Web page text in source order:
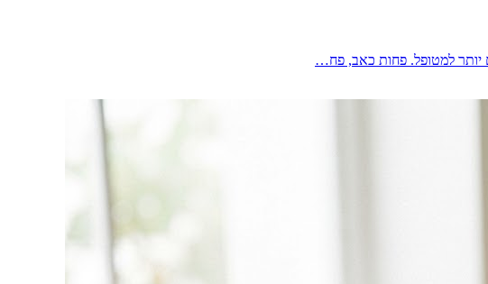
יותר למטופל. פחות כאב, פח…